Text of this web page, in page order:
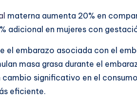
materna aumenta 20% en
adicional en mujeres con
el embarazo asociada con el
masa grasa durante el
significativo en el
eficiente.